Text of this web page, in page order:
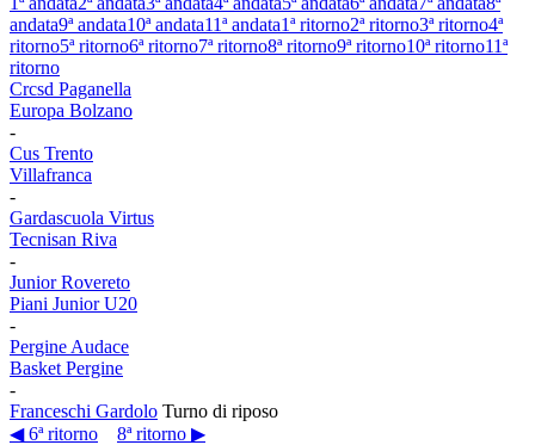
andata9ª andata10ª andata11ª andata1ª ritorno2ª ritorno3ª ritorno4ª
ritorno5ª ritorno6ª ritorno7ª ritorno8ª ritorno9ª ritorno10ª ritorno11ª
ritorno
Crcsd Paganella
Europa Bolzano
-
Cus Trento
Villafranca
-
Gardascuola Virtus
Tecnisan Riva
-
Junior Rovereto
Piani Junior U20
-
Pergine Audace
Basket Pergine
-
Franceschi Gardolo Turno di riposo
◀ 6ª ritorno
8ª ritorno ▶